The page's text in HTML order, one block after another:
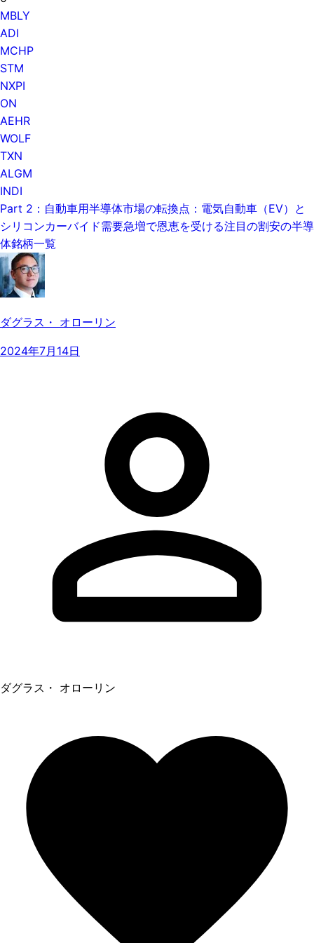
MBLY
ADI
MCHP
STM
NXPI
ON
AEHR
WOLF
TXN
ALGM
INDI
Part 2：自動車用半導体市場の転換点：電気自動車（EV）と
シリコンカーバイド需要急増で恩恵を受ける注目の割安の半導
体銘柄一覧
ダグラス・ オローリン
2024年7月14日
ダグラス・ オローリン